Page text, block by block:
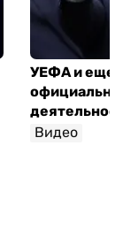
УЕФА и еще
официально
Видео